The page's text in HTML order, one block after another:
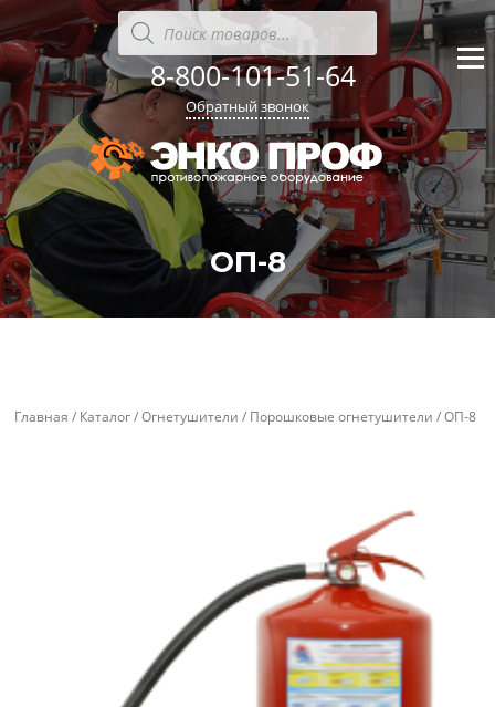
к
содержанию
Поиск
товаров
8-800-101-51-64
Обратный звонок
ОП-8
''
Главная / Каталог/Огнетушители / Порошковые огнетушители / ОП-8